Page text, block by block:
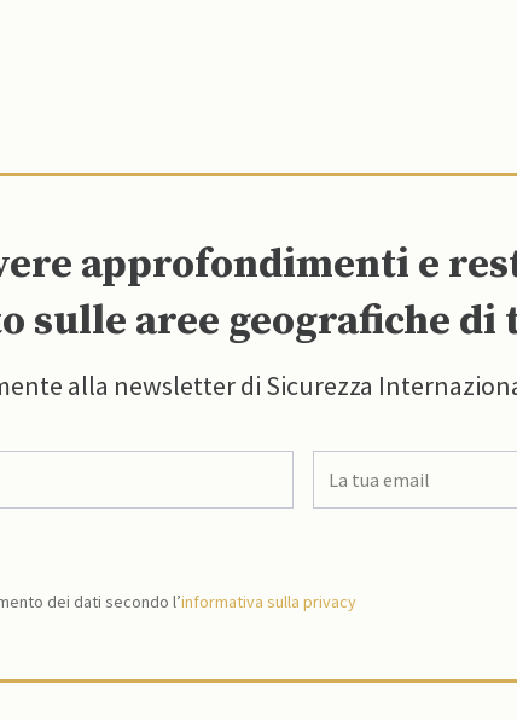
approfondimenti e
sulle aree geografiche di
alla newsletter di Sicurezza
dei dati secondo l’informativa sulla privacy